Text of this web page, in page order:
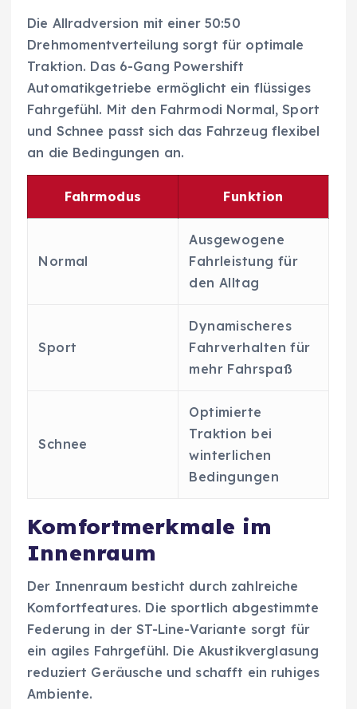
Die Allradversion mit einer 50:50
Drehmomentverteilung sorgt für optimale
Traktion. Das 6-Gang Powershift
Automatikgetriebe ermöglicht ein flüssiges
Fahrgefühl. Mit den Fahrmodi Normal, Sport
und Schnee passt sich das Fahrzeug flexibel
an die Bedingungen an.
Fahrmodus Funktion
Normal
Ausgewogene
Fahrleistung für
den Alltag
Sport
Dynamischeres
Fahrverhalten für
mehr Fahrspaß
Schnee
Optimierte
Traktion bei
winterlichen
Bedingungen
Komfortmerkmale im
Innenraum
Der Innenraum besticht durch zahlreiche
Komfortfeatures. Die sportlich abgestimmte
Federung in der ST-Line-Variante sorgt für
ein agiles Fahrgefühl. Die Akustikverglasung
reduziert Geräusche und schafft ein ruhiges
Ambiente.